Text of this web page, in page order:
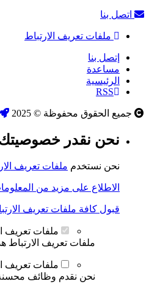
اتصل بنا
ملفات تعريف الارتباط
إتصل بنا
مساعدة
الرئيسية
RSS
جميع الحقوق محفوظة © 2025
نحن نقدر
نحن نستخدم ملفات تعريف
الاطلاع على مزيد من
قبول كافة ملفات تعريف
ملفات تعريف
ملفات تعريف الارتباط
ملفات تعريف
نحن نقدم وظائف محسنة